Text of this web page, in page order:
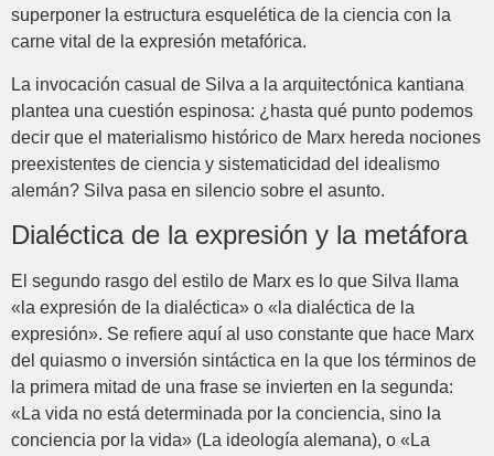
superponer la estructura esquelética de la ciencia con la
carne vital de la expresión metafórica.
La invocación casual de Silva a la arquitectónica kantiana
plantea una cuestión espinosa: ¿hasta qué punto podemos
decir que el materialismo histórico de Marx hereda nociones
preexistentes de ciencia y sistematicidad del idealismo
alemán? Silva pasa en silencio sobre el asunto.
Dialéctica de la expresión y la metáfora
El segundo rasgo del estilo de Marx es lo que Silva llama
«la expresión de la dialéctica» o «la dialéctica de la
expresión». Se refiere aquí al uso constante que hace Marx
del quiasmo o inversión sintáctica en la que los términos de
la primera mitad de una frase se invierten en la segunda:
«La vida no está determinada por la conciencia, sino la
conciencia por la vida» (La ideología alemana), o «La